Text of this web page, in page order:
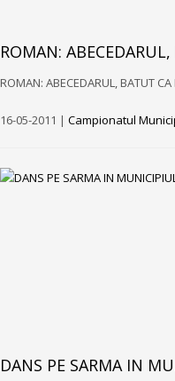
ROMAN:
ROMAN: ABECEDARUL, BATUT
16-05-2011 | Campionatul
DANS PE SARMA IN